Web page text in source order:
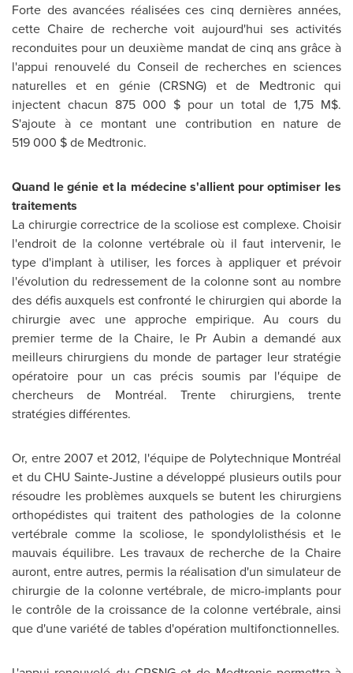
Forte des avancées réalisées ces cinq dernières années,
cette Chaire de recherche voit aujourd'hui ses activités
reconduites pour un deuxième mandat de cinq ans grâce à
l'appui renouvelé du Conseil de recherches en sciences
naturelles et en génie (CRSNG) et de Medtronic qui
injectent chacun 875 000 $ pour un total de 1,75 M$.
S'ajoute à ce montant une contribution en nature de
519 000 $ de Medtronic.
Quand le génie et la médecine s'allient pour optimiser les
traitements
La chirurgie correctrice de la scoliose est complexe. Choisir
l'endroit de la colonne vertébrale où il faut intervenir, le
type d'implant à utiliser, les forces à appliquer et prévoir
l'évolution du redressement de la colonne sont au nombre
des défis auxquels est confronté le chirurgien qui aborde la
chirurgie avec une approche empirique. Au cours du
premier terme de la Chaire, le Pr Aubin a demandé aux
meilleurs chirurgiens du monde de partager leur stratégie
opératoire pour un cas précis soumis par l'équipe de
chercheurs de Montréal. Trente chirurgiens, trente
stratégies différentes.
Or, entre2007 et2012, l'équipe de Polytechnique Montréal
et du CHU Sainte-Justine a développé plusieurs outils pour
résoudre les problèmes auxquels se butent les chirurgiens
orthopédistes qui traitent des pathologies de la colonne
vertébrale comme la scoliose, le spondylolisthésis et le
mauvais équilibre. Les travaux de recherche de la Chaire
auront, entre autres, permis la réalisation d'un simulateur de
chirurgie de la colonne vertébrale, de micro-implants pour
le contrôle de la croissance de la colonne vertébrale, ainsi
que d'une variété de tables d'opération multifonctionnelles.